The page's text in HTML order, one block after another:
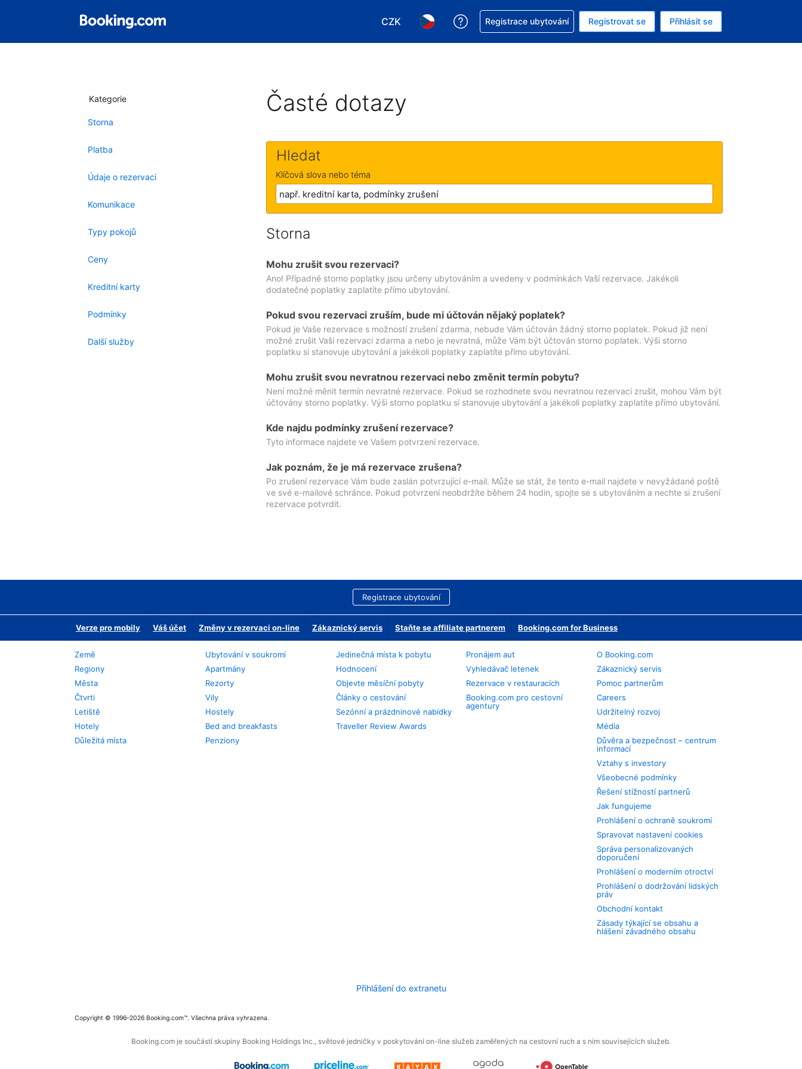
CZK
Vyberte si měnu. Aktuálně zvolená měna: Česká koruna
Vyberte si jazyk. Aktuálně zvolený jazyk: V češtině
Asistence s rezervací
Registrace ubytování Registrovat se Přihlásit se
Kategorie
Storna
Platba
Údaje o rezervaci
Komunikace
Typy pokojů
Ceny
Kreditní karty
Podmínky
Další služby
Časté dotazy
Hledat
Klíčová slova nebo téma
Storna
Mohu zrušit svou rezervaci?
Ano! Případné storno poplatky jsou určeny ubytováním a uvedeny v podmínkách Vaší rezervace. Jakékoli
dodatečné poplatky zaplatíte přímo ubytování.
Pokud svou rezervaci zruším, bude mi účtován nějaký poplatek?
Pokud je Vaše rezervace s možností zrušení zdarma, nebude Vám účtován žádný storno poplatek. Pokud již není
možné zrušit Vaši rezervaci zdarma a nebo je nevratná, může Vám být účtován storno poplatek. Výši storno
poplatku si stanovuje ubytování a jakékoli poplatky zaplatíte přímo ubytování.
Mohu zrušit svou nevratnou rezervaci nebo změnit termín pobytu?
Není možné měnit termín nevratné rezervace. Pokud se rozhodnete svou nevratnou rezervaci zrušit, mohou Vám být
účtovány storno poplatky. Výši storno poplatku si stanovuje ubytování a jakékoli poplatky zaplatíte přímo ubytování.
Kde najdu podmínky zrušení rezervace?
Tyto informace najdete ve Vašem potvrzení rezervace.
Jak poznám, že je má rezervace zrušena?
Po zrušení rezervace Vám bude zaslán potvrzující e-mail. Může se stát, že tento e-mail najdete v nevyžádané poště
ve své e-mailové schránce. Pokud potvrzení neobdržíte během 24 hodin, spojte se s ubytováním a nechte si zrušení
rezervace potvrdit.
Registrace ubytování
Verze pro mobily Váš účet Změny v rezervaci on-line Zákaznický servis Staňte se affiliate partnerem Booking.com for Business
Země
Regiony
Města
Čtvrti
Letiště
Hotely
Důležitá místa
Ubytování v soukromí
Apartmány
Rezorty
Vily
Hostely
Bed and breakfasts
Penziony
Jedinečná místa k pobytu
Hodnocení
Objevte měsíční pobyty
Články o cestování
Sezónní a prázdninové nabídky
Traveller Review Awards
Pronájem aut
Vyhledávač letenek
Rezervace v restauracích
Booking.com pro cestovní
agentury
O Booking.com
Zákaznický servis
Pomoc partnerům
Careers
Udržitelný rozvoj
Média
Důvěra a bezpečnost – centrum
informací
Vztahy s investory
Všeobecné podmínky
Řešení stížností partnerů
Jak fungujeme
Prohlášení o ochraně soukromí
Spravovat nastavení cookies
Správa personalizovaných
doporučení
Prohlášení o moderním otroctví
Prohlášení o dodržování lidských
práv
Obchodní kontakt
Zásady týkající se obsahu a
hlášení závadného obsahu
Přihlášení do extranetu
Copyright © 1996–2026 Booking.com™. Všechna práva vyhrazena.
Booking.com je součástí skupiny Booking Holdings Inc., světové jedničky v poskytování on-line služeb zaměřených na cestovní ruch a s ním souvisejících služeb.